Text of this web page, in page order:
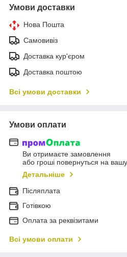
Умови доставки
Нова Пошта
Самовивіз
Доставка кур'єром
Доставка поштою
Всі умови доставки
Умови оплати
Ви отримаєте замовлення
або гроші повернуться на
Детальніше
Післяплата
Готівкою
Оплата за реквізитами
Всі умови оплати